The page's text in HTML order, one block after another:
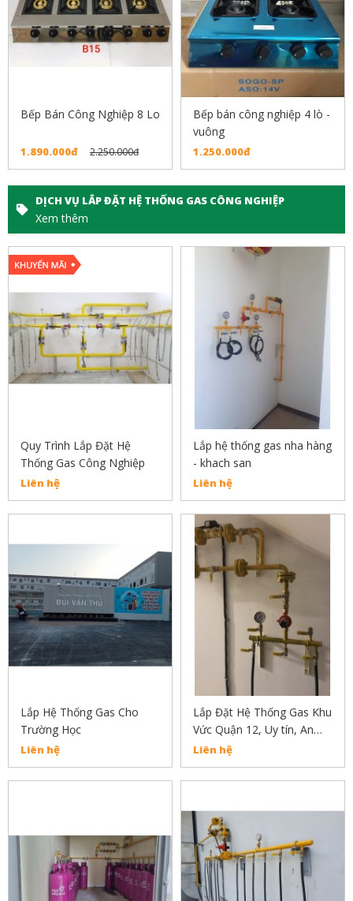
Bếp Bán Công Nghiệp 8 Lo
1.890.000đ 2.250.000đ
Bếp bán công nghiệp 4 lò -
vuông
1.250.000đ
DỊCH VỤ LẮP ĐẶT HỆ THỐNG GAS CÔNG NGHIỆP
Xem thêm
Quy Trình Lắp Đặt Hệ
Thống Gas Công Nghiệp
Liên hệ
Lắp hệ thống gas nha hàng
- khach san
Liên hệ
Lắp Hệ Thống Gas Cho
Trường Học
Liên hệ
Lắp Đặt Hệ Thống Gas Khu
Vức Quận 12, Uy tín, An
Toàn, Chất Lượng
Liên hệ